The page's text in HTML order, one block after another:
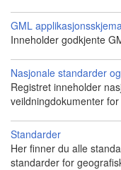
GML
Inneholder godkjente
Nasjonale standarder
Registret inneholder
veildningdokumenter
Standarder
Her finner du alle
standarder for